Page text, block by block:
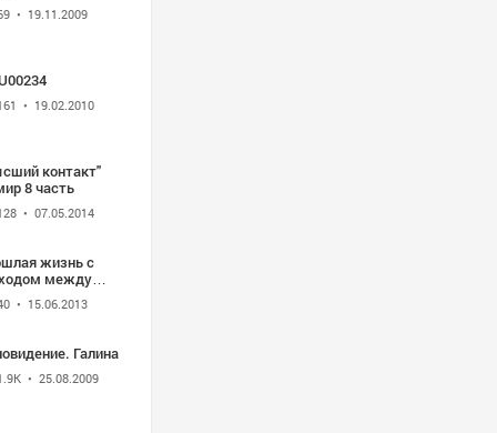
• 19.11.2009
• 19.02.2010
контакт"
8 часть
• 07.05.2014
жизнь с
между
• 15.06.2013
Галина
• 25.08.2009